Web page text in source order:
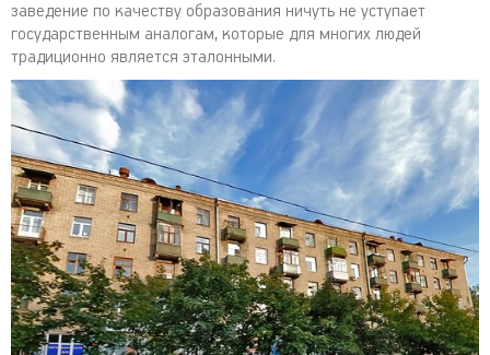
заведение по качеству образования ничуть не уступает
государственным аналогам, которые для многих людей
традиционно является эталонными.